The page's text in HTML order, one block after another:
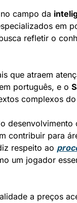
campo da
em
refletir o
que atraem
português, e o
complexos
desenvolvimento
contribuir para
respeito ao
um jogador
a preços